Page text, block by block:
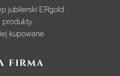
jubilerski ERgold
produkty
kupowane
firma